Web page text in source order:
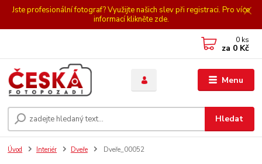
Jste profesionální fotograf? Využijte našich slev při registraci. Pro více
informací klikněte zde.
Menu
Hledat
0 ks
za 0 Kč
Úvod Interiér Dveře Dveře_00052